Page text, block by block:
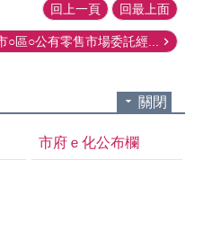
回上一頁 回最上面
○區○公有零售市場委託經...
關閉
市府ｅ化公布欄